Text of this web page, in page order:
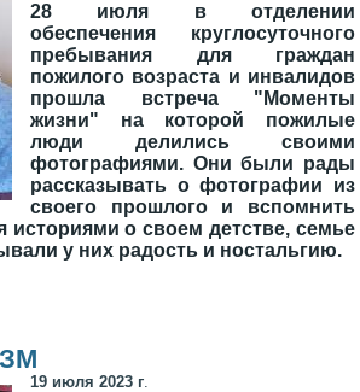
28 июля в отделении
обеспечения круглосуточного
пребывания для граждан
пожилого возраста и инвалидов
прошла встреча "Моменты
жизни" на которой пожилые
люди делились своими
фотографиями. Они были рады
рассказывать о фотографии из
своего прошлого и вспомнить
о своем детстве, семье
у них радость и ностальгию.
19 июля 2023 г.